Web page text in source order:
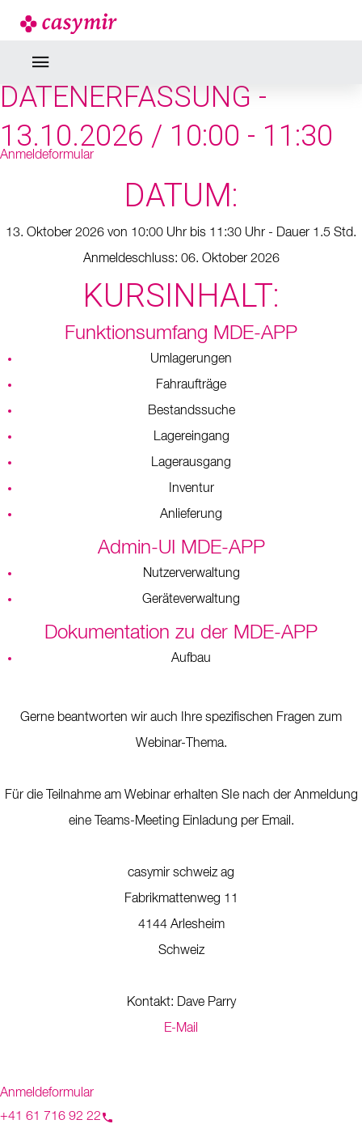
SEMINARE & WEBINARE
MDE - MOBILE
DATENERFASSUNG -
13.10.2026 / 10:00 - 11:30
Anmeldeformular
DATUM:
13. Oktober 2026 von 10:00 Uhr bis 11:30 Uhr - Dauer 1.5 Std.
Anmeldeschluss: 06. Oktober 2026
KURSINHALT:
Funktionsumfang MDE-APP
Umlagerungen
Fahraufträge
Bestandssuche
Lagereingang
Lagerausgang
Inventur
Anlieferung
Admin-UI MDE-APP
Nutzerverwaltung
Geräteverwaltung
Dokumentation zu der MDE-APP
Aufbau
Gerne beantworten wir auch Ihre spezifischen Fragen zum
Webinar-Thema.
Für die Teilnahme am Webinar erhalten SIe nach der Anmeldung
eine Teams-Meeting Einladung per Email.
casymir schweiz ag
Fabrikmattenweg 11
4144 Arlesheim
Schweiz
Kontakt: Dave Parry
E-Mail
Anmeldeformular
+41 61 716 92 22